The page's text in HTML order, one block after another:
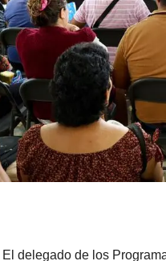
El delegado de los